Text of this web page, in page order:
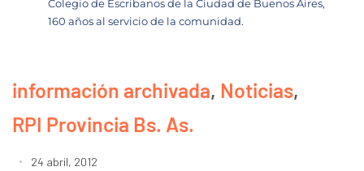
Colegio de Escribanos de la Ciudad de Buenos Aires,
160 años al servicio de la comunidad.
información archivada, Noticias,
RPI Provincia Bs. As.
24 abril, 2012